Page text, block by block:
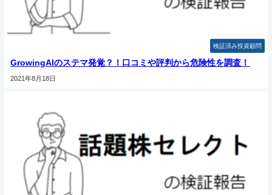
検証済み投資顧問
GrowingAIのステマ発覚？！口コミや評判から危険性を調査！
2021年8月18日